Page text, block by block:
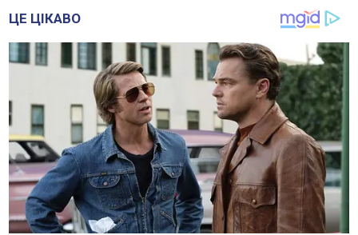
ЦЕ ЦІКАВО